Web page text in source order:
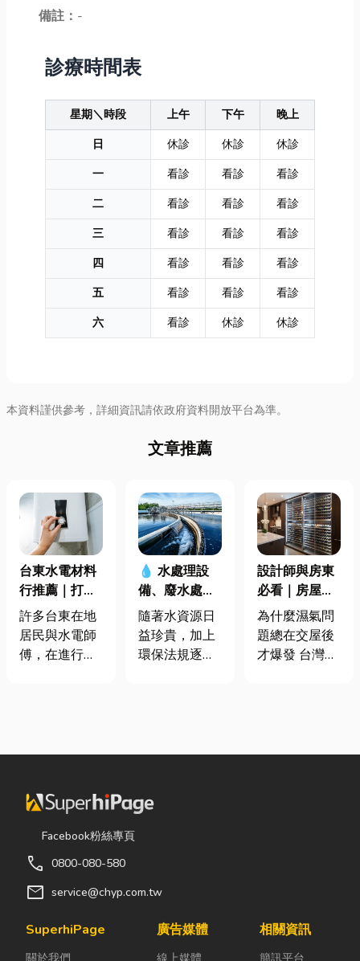
備註： -
診療時間表
星期＼時段 上午 下午
晚上
日
休診 休診
休診
一
看診 看診
看診
二
看診 看診
看診
三
看診 看診
看診
四
看診 看診
看診
五
看診 看診
看診
六
看診 休診 休診
本資料謹供參考，詳細資訊請依政府資料開放平台為準。
文章推薦
台東水電材料
行推薦｜打造
安全耐用的居
家環境
許多台東在地
居民與水電師
傅，在進行居
料行採購。除
齊全，也能依
照施工需求，
快速找到合適
插座、燈具、
馬達、衛浴設
關產品。 無論
💧 水處理設
備、廢水處理
工程與回收水
工程完整解析
｜打造高效率
隨著水資源日
益珍貴，加上
環保法規逐漸
資源管理。透
不僅能改善水
程與回收水工
成本，實現節
設計師與房東
必看｜房屋濕
氣重怎麼辦？
全屋除濕機＋
全熱交換器整
為什麼濕氣問
題總在交屋後
才爆發 台灣氣
同步規劃空氣
藏最怕潮濕，
Facebook粉絲專頁
call 0800-080-580
mail service@chyp.com.tw
SuperhiPage
關於我們
廣告媒體
線上媒體
相關資訊
簡訊平台